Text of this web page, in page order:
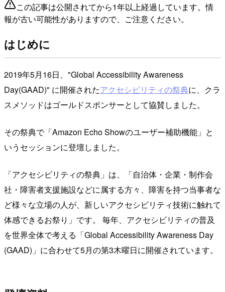
この記事は公開されてから1年以上経過しています。情
報が古い可能性がありますので、ご注意ください。
はじめに
2019年5月16日、"Global Accessibility Awareness
Day(GAAD)" に開催されたアクセシビリティの祭典に、クラ
スメソッドはゴールドスポンサーとして協賛しました。
その祭典で「Amazon Echo Showのユーザー補助機能」と
いうセッションに登壇しました。
「アクセシビリティの祭典」は、
自治体・企業・制作会
社・障害者支援施設などに属する方々、障害を持つ当事者な
ど様々な立場の人が、新しいアクセシビリティ技術に触れて
体感できるお祭り
です。 毎年、アクセシビリティの普及
を世界全体で考える「Global Accessibility Awareness Day
(GAAD)」に合わせて5月の第3木曜日に開催されています。